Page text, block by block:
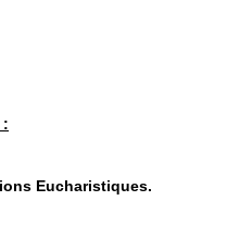
:
Eucharistiques.